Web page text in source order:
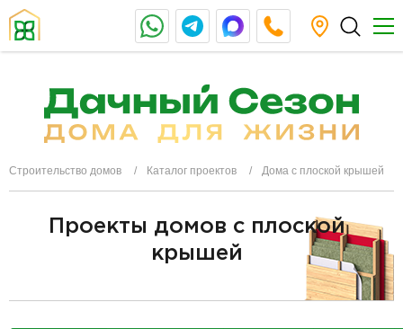
Строительство домов Каталог проектов Дома с плоской крышей
Проекты домов с плоской
крышей